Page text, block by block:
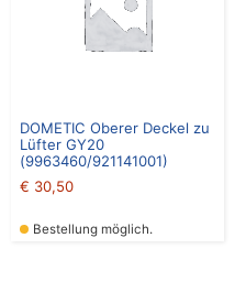
DOMETIC Oberer Deckel zu
Lüfter GY20
(9963460/921141001)
€ 30,50
Bestellung möglich.